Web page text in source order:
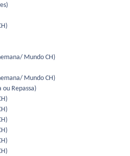
Mundo CH)
Mundo CH)
ou Repassa)